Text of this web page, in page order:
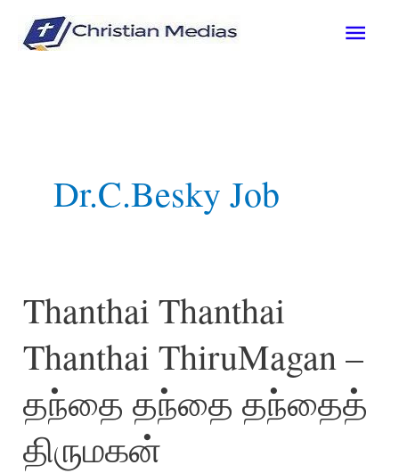
Dr.C.Besky Job
Thanthai Thanthai
Thanthai ThiruMagan –
தந்தை தந்தை தந்தைத்
திருமகன்